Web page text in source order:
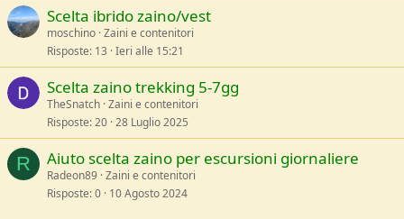
Scelta ibrido zaino/vest
moschino Zaini e contenitori
Risposte 13 Ieri alle 15:21
Scelta zaino trekking 5-7gg
TheSnatch Zaini e contenitori
Risposte 20 28 Luglio 2025
R Aiuto scelta zaino per escursioni giornaliere
Radeon89 Zaini e contenitori
Risposte 0 10 Agosto 2024